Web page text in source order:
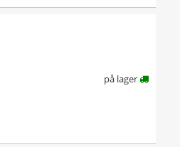
på lager